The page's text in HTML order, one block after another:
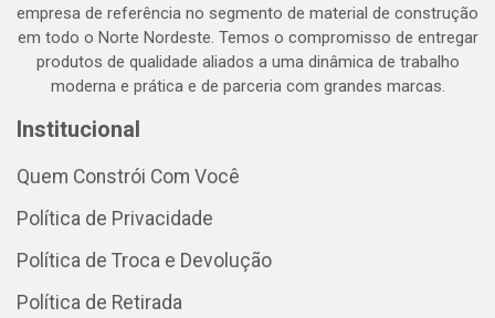
empresa de referência no segmento de material de construção
em todo o Norte Nordeste. Temos o compromisso de entregar
produtos de qualidade aliados a uma dinâmica de trabalho
moderna e prática e de parceria com grandes marcas.
Institucional
Quem Constrói Com Você
Política de Privacidade
Política de Troca e Devolução
Política de Retirada